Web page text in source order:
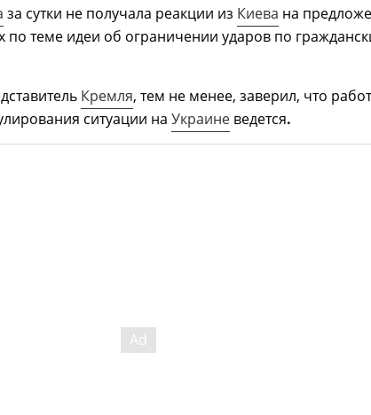
за сутки не получала реакции из Киева на
по теме идеи об ограничении ударов по
Кремля, тем не менее, заверил, что
ситуации на Украине ведется.